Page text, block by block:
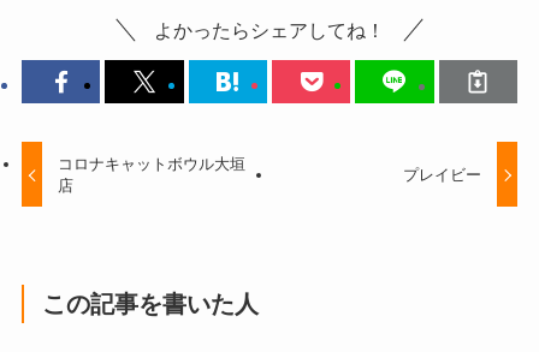
よかったらシェアしてね！
コロナキャットボウル大垣
店
プレイビー
この記事を書いた人